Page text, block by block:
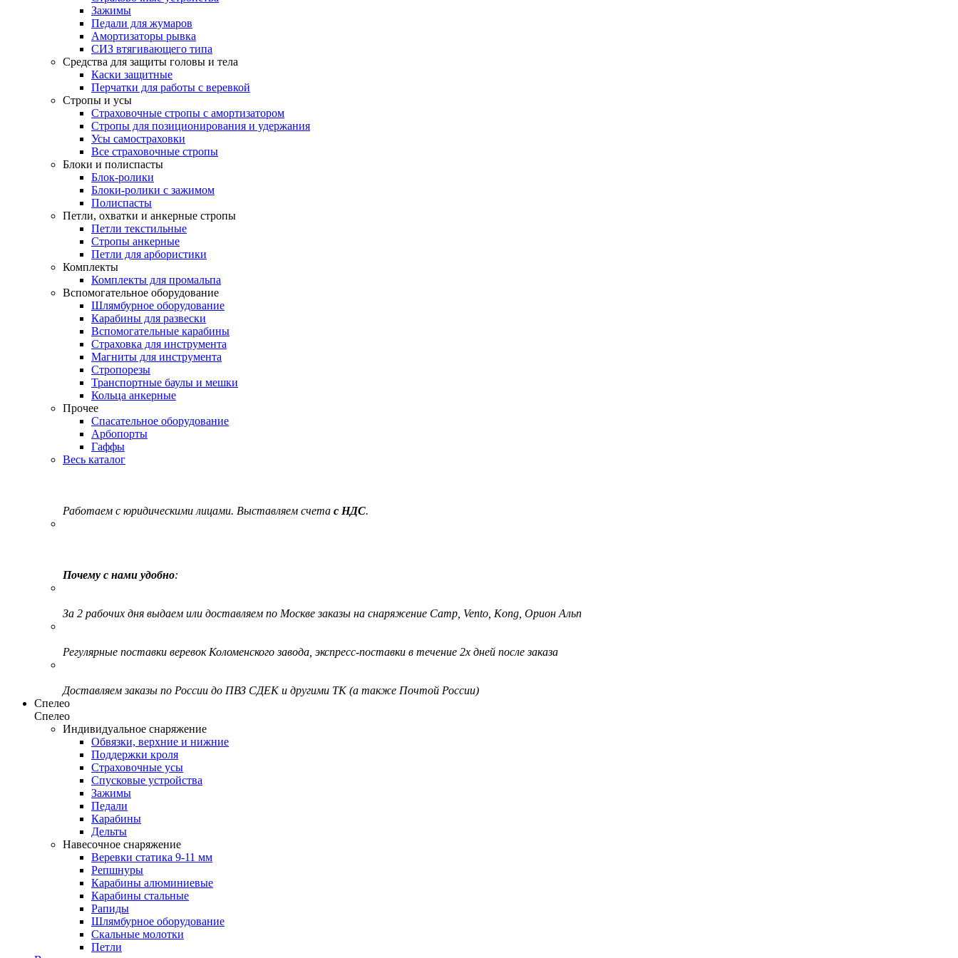
Зажимы
Педали для жумаров
Амортизаторы рывка
СИЗ втягивающего типа
Средства для защиты головы и тела
Каски защитные
Перчатки для работы с веревкой
Стропы и усы
Страховочные стропы с амортизатором
Стропы для позиционирования и удержания
Усы самостраховки
Все страховочные стропы
Блоки и полиспасты
Блок-ролики
Блоки-ролики с зажимом
Полиспасты
Петли, охватки и анкерные стропы
Петли текстильные
Стропы анкерные
Петли для арбористики
Комплекты
Комплекты для промальпа
Вспомогательное оборудование
Шлямбурное оборудование
Карабины для развески
Вспомогательные карабины
Страховка для инструмента
Магниты для инструмента
Стропорезы
Транспортные баулы и мешки
Кольца анкерные
Прочее
Спасательное оборудование
Арбопорты
Гаффы
Весь каталог
Работаем с юридическими лицами. Выставляем счета с НДС.
Почему с нами удобно:
За 2 рабочих дня выдаем или доставляем по Москве заказы на снаряжение Camp, Vento, Kong, Орион Альп
Регулярные поставки веревок Коломенского завода, экспресс-поставки в течение 2х дней после заказа
Доставляем заказы по России до ПВЗ СДЕК и другими ТК (а также Почтой России)
Спелео
Спелео
Индивидуальное снаряжение
Обвязки, верхние и нижние
Поддержки кроля
Страховочные усы
Спусковые устройства
Зажимы
Педали
Карабины
Дельты
Навесочное снаряжение
Веревки статика 9-11 мм
Репшнуры
Карабины алюминиевые
Карабины стальные
Рапиды
Шлямбурное оборудование
Скальные молотки
Петли